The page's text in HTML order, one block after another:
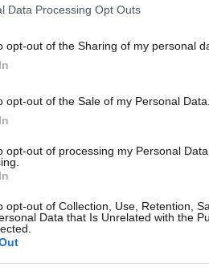
Data Processing Opt Outs
opt-out of the Sharing of my personal
opt-out of the Sale of my Personal Data.
opt-out of processing my Personal
opt-out of Collection, Use, Retention,
Data that Is Unrelated with the
και μετακινείται
δηλαδή δεν
θα πρέπει να είναι ύποπτος
ένας εκ των συνηγόρων του
γραφείο και είχε
κράτησης του κ.
η
την ώρα που έτρωγε στο
του ΣΚΑΪ.